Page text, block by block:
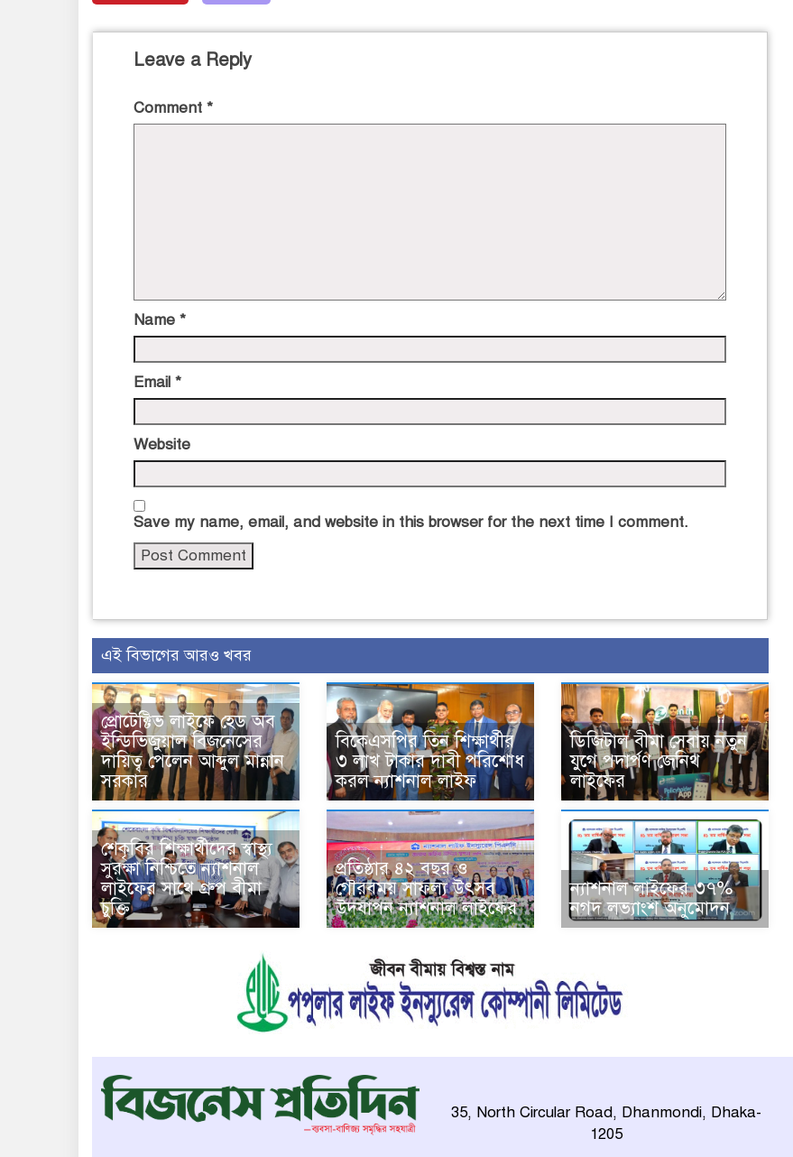
Leave a Reply
Comment *
Name *
Email *
Website
Save my name, email, and website in this browser for the next time I comment.
এই বিভাগের আরও খবর
প্রোটেক্টিভ লাইফে হেড অব
ইন্ডিভিজুয়াল বিজনেসের
দায়িত্ব পেলেন আব্দুল মান্নান
সরকার
বিকেএসপির তিন শিক্ষার্থীর
৩ লাখ টাকার দাবী পরিশোধ
করল ন্যাশনাল লাইফ
ডিজিটাল বীমা সেবায় নতুন
যুগে পদার্পণ জেনিথ
লাইফের
শেকৃবির শিক্ষার্থীদের স্বাস্থ্য
সুরক্ষা নিশ্চিতে ন্যাশনাল
লাইফের সাথে গ্রুপ বীমা
চুক্তি
প্রতিষ্ঠার ৪২ বছর ও
গৌরবময় সাফল্য উৎসব
উদযাপন ন্যাশনাল লাইফের
ন্যাশনাল লাইফের ৩৭%
নগদ লভ্যাংশ অনুমোদন
35, North Circular Road, Dhanmondi, Dhaka-
1205